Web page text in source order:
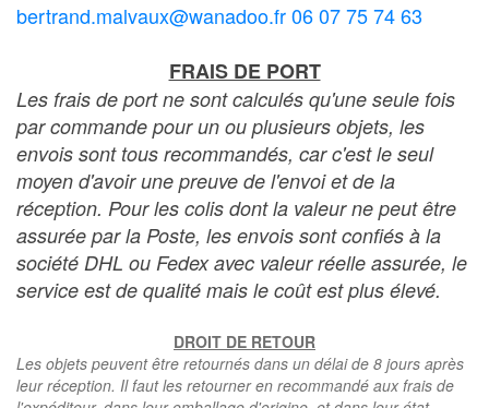
bertrand.malvaux@wanadoo.fr 06 07 75 74 63
FRAIS DE PORT
Les frais de port ne sont calculés qu'une seule fois
par commande pour un ou plusieurs objets, les
envois sont tous recommandés, car c'est le seul
moyen d'avoir une preuve de l'envoi et de la
réception. Pour les colis dont la valeur ne peut être
assurée par la Poste, les envois sont confiés à la
société DHL ou Fedex avec valeur réelle assurée, le
service est de qualité mais le coût est plus élevé.
DROIT DE RETOUR
Les objets peuvent être retournés dans un délai de 8 jours après
leur réception. Il faut les retourner en recommandé aux frais de